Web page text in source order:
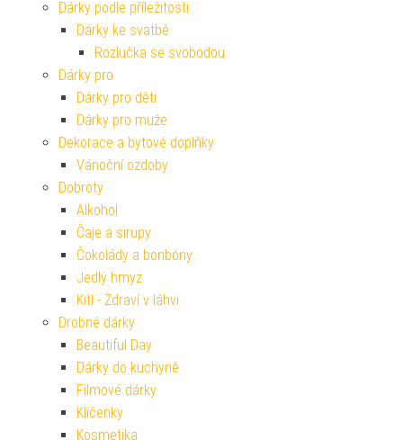
Dárky podle příležitosti
Dárky ke svatbě
Rozlučka se svobodou
Dárky pro
Dárky pro děti
Dárky pro muže
Dekorace a bytové doplňky
Vánoční ozdoby
Dobroty
Alkohol
Čaje a sirupy
Čokolády a bonbóny
Jedlý hmyz
Kitl - Zdraví v láhvi
Drobné dárky
Beautiful Day
Dárky do kuchyně
Filmové dárky
Klíčenky
Kosmetika